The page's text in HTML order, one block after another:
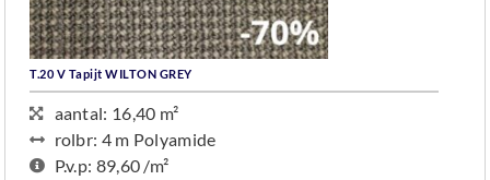
T.20 V Tapijt WILTON GREY
aantal: 16,40 m²
rolbr: 4 m​ Polyamide
P.v.p: 89,60 /m²